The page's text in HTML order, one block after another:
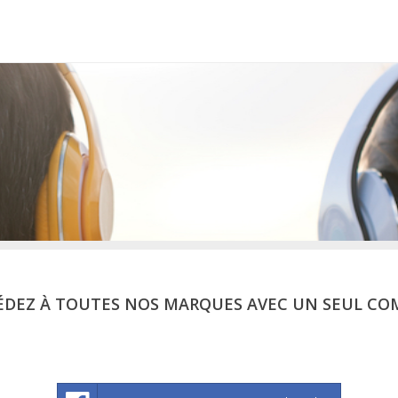
À TOUTES NOS MARQUES AVEC UN SEUL